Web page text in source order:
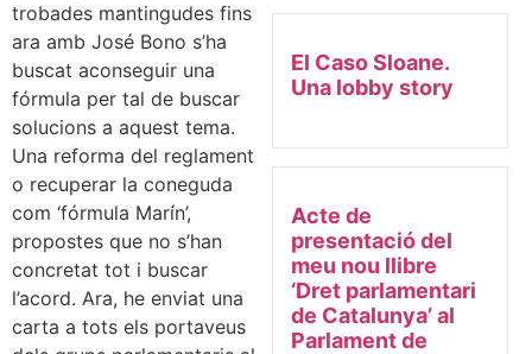
trobades mantingudes fins
ara amb José Bono s’ha
buscat aconseguir una
fórmula per tal de buscar
solucions a aquest tema.
Una reforma del reglament
o recuperar la coneguda
com ‘fórmula Marín’,
propostes que no s’han
concretat tot i buscar
l’acord. Ara, he enviat una
carta a tots els portaveus
El Caso Sloane.
Una lobby story
Acte de
presentació del
meu nou llibre
‘Dret parlamentari
de Catalunya’ al
Parlament de